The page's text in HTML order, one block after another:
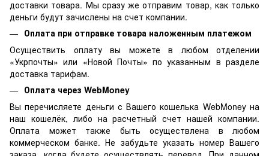
доставки товара. Мы сразу же отправим товар, как только
деньги будут зачислены на счет компании.
Оплата при отправке товара наложенным платежом
Осуществить оплату вы можете в любом отделении
«Укрпочты» или «Новой Почты» по указанным в разделе
доставка тарифам.
Оплата через WebMoney
Вы перечисляете деньги с Вашего кошелька WebMoney на
наш кошелёк, либо на расчетный счет нашей компании.
Оплата может также быть осуществлена в любом
коммерческом банке. Не забудьте указать номер Вашего